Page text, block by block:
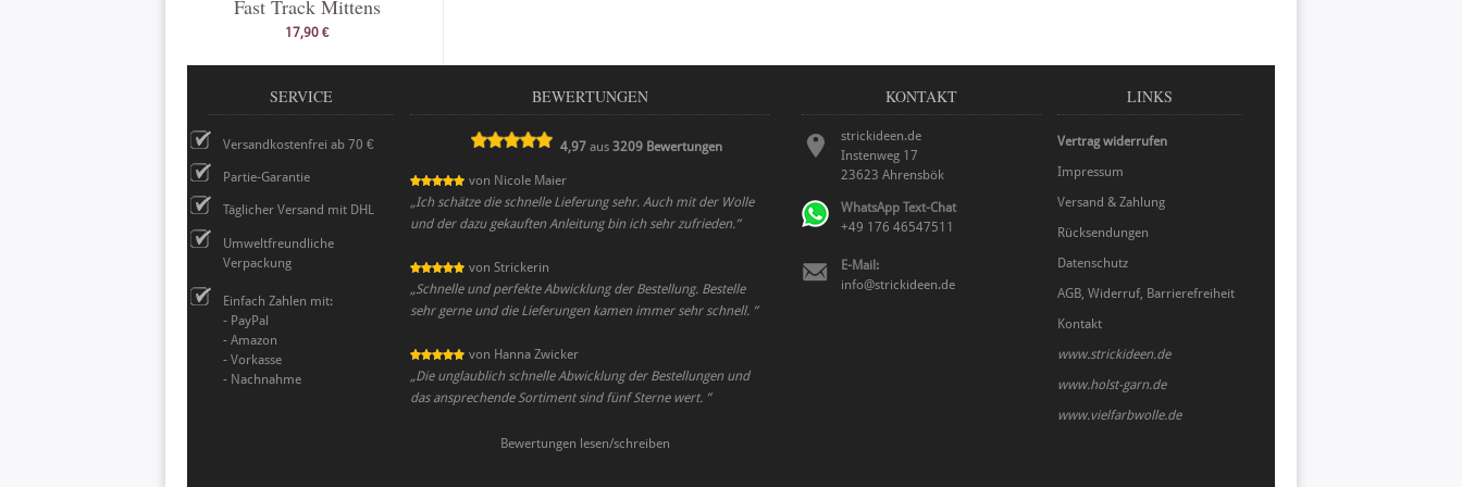
Fast Track Mittens
17,90 €
SERVICE
Versandkostenfrei ab 70 €
Partie-Garantie
Täglicher Versand mit DHL
Umweltfreundliche
Verpackung
Einfach Zahlen mit:
- PayPal
- Amazon
- Vorkasse
- Nachnahme
BEWERTUNGEN
4,97 aus3209 Bewertungen
von Nicole Maier
„Ich schätze die schnelle Lieferung sehr. Auch mit der Wolle
und der dazu gekauften Anleitung bin ich sehr zufrieden.”
von Strickerin
„Schnelle und perfekte Abwicklung der Bestellung. Bestelle
sehr gerne und die Lieferungen kamen immer sehr schnell. ”
von Hanna Zwicker
„Die unglaublich schnelle Abwicklung der Bestellungen und
das ansprechende Sortiment sind fünf Sterne wert. ”
Bewertungen lesen/schreiben
KONTAKT
strickideen.de
Instenweg 17
23623 Ahrensbök
WhatsApp Text-Chat
+49 176 46547511
E-Mail:
info@strickideen.de
LINKS
Vertrag widerrufen
Impressum
Versand & Zahlung
Rücksendungen
Datenschutz
AGB, Widerruf, Barrierefreiheit
Kontakt
www.strickideen.de
www.holst-garn.de
www.vielfarbwolle.de